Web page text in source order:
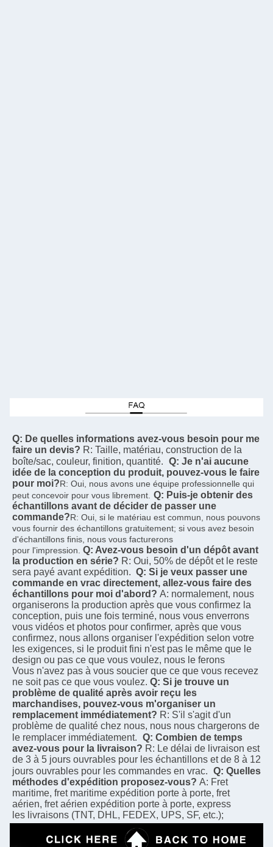
Q: De quelles informations avez-vous besoin pour me
faire un devis? R: Taille, matériau, construction de la
boîte/sac, couleur, finition, quantité. Q: Je n'ai aucune
idée de la conception du produit, pouvez-vous le faire
pour moi?R: Oui, nous avons une équipe professionnelle qui
peut concevoir pour vous librement. Q: Puis-je obtenir des
échantillons avant de décider de passer une
commande?R: Oui, si le matériau est commun, nous pouvons
vous fournir des échantillons gratuitement; si vous avez besoin
d'échantillons finis, nous vous facturerons
pour l'impression. Q: Avez-vous besoin d'un dépôt avant
la production en série? R: Oui, 50% de dépôt et le reste
sera payé avant expédition. Q: Si je veux passer une
commande en vrac directement, allez-vous faire des
échantillons pour moi d'abord? A: normalement, nous
organiserons la production après que vous confirmez la
conception, puis une fois terminé, nous vous enverrons
vous vidéos et photos pour confirmer, après que vous
confirmez, nous allons organiser l'expédition selon votre
les exigences, si le produit fini n'est pas le même que le
design ou pas ce que vous voulez, nous le ferons
Vous n'avez pas à vous soucier que ce que vous recevez
ne soit pas ce que vous voulez. Q: Si je trouve un
problème de qualité après avoir reçu les
marchandises, pouvez-vous m'organiser un
remplacement immédiatement? R: S'il s'agit d'un
problème de qualité chez nous, nous nous chargerons de
le remplacer immédiatement. Q: Combien de temps
avez-vous pour la livraison? R: Le délai de livraison est
de 3 à 5 jours ouvrables pour les échantillons et de 8 à 12
jours ouvrables pour les commandes en vrac. Q: Quelles
méthodes d'expédition proposez-vous? A: Fret
maritime, fret maritime expédition porte à porte, fret
aérien, fret aérien expédition porte à porte, express
les livraisons (TNT, DHL, FEDEX, UPS, SF, etc.);